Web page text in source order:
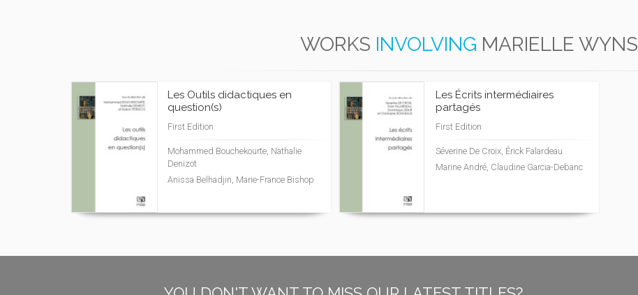
WORKS INVOLVING MARIELLE WYNS
Les Outils didactiques en
question(s)
First Edition
Mohammed Bouchekourte, Nathalie
Denizot
Anissa Belhadjin, Marie-France Bishop
Les Écrits intermédiaires
partagés
First Edition
Séverine De Croix, Érick Falardeau
Marine André, Claudine Garcia-Debanc